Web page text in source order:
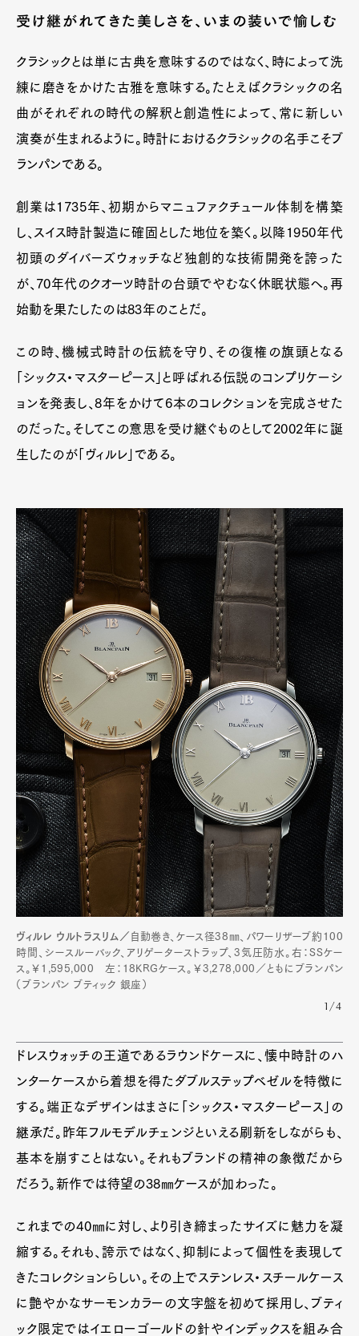
受け継がれてきた美しさを、いまの装いで愉しむ
クラシックとは単に古典を意味するのではなく、時によって洗
練に磨きをかけた古雅を意味する。たとえばクラシックの名
曲がそれぞれの時代の解釈と創造性によって、常に新しい
演奏が生まれるように。時計におけるクラシックの名手こそブ
ランパンである。
創業は1735年、初期からマニュファクチュール体制を構築
し、スイス時計製造に確固とした地位を築く。以降1950年代
初頭のダイバーズウォッチなど独創的な技術開発を誇った
が、70年代のクオーツ時計の台頭でやむなく休眠状態へ。再
始動を果たしたのは83年のことだ。
この時、機械式時計の伝統を守り、その復権の旗頭となる
「シックス・マスターピース」と呼ばれる伝説のコンプリケーシ
ョンを発表し、8年をかけて6本のコレクションを完成させた
のだった。そしてこの意思を受け継ぐものとして2002年に誕
生したのが「ヴィルレ」である。
ヴィルレ ウルトラスリム／ 自動巻き、ケース径38㎜、パワーリザーブ約100
時間、シースルーバック、アリゲーターストラップ、3気圧防水。右：SSケー
ス。￥1,595,000 左：18KRGケース。￥3,278,000／ともにブランパン
（ブランパン ブティック 銀座）
1/4
ドレスウォッチの王道であるラウンドケースに、懐中時計のハ
ンターケースから着想を得たダブルステップベゼルを特徴に
する。端正なデザインはまさに「シックス・マスターピース」の
継承だ。昨年フルモデルチェンジといえる刷新をしながらも、
基本を崩すことはない。それもブランドの精神の象徴だから
だろう。新作では待望の38㎜ケースが加わった。
これまでの40㎜に対し、より引き締まったサイズに魅力を凝
縮する。それも、誇示ではなく、抑制によって個性を表現して
きたコレクションらしい。その上でステンレス・スチールケース
に艶やかなサーモンカラーの文字盤を初めて採用し、ブティ
ック限定ではイエローゴールドの針やインデックスを組み合